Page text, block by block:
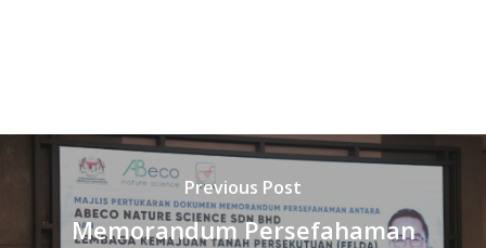
Previous Post
Memorandum Persefahaman